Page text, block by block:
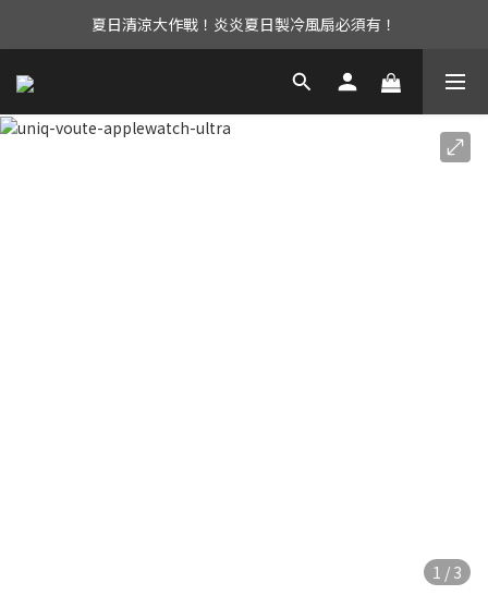
UAG iPhone17 全系列 88折優惠中！
夏日清涼大作戰！炎炎夏日製冷風扇必須有！
立即加入會員享有免運優惠！還有購物金可以領取唷！
UAG iPhone17 全系列 88折優惠中！
1 / 3